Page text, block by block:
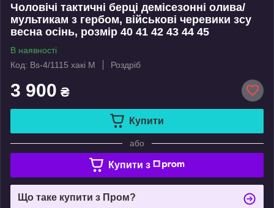
Чоловічі тактичні берці демісезонні олива/
мультикам з гербом, військові черевики зсу
весна осінь, розмір 40 41 42 43 44 45
В наявності
Код: Bs-4/1115 хакі M
Роздріб
3 900 ₴
Купити
або
Купити з
Що таке купити з Пром?